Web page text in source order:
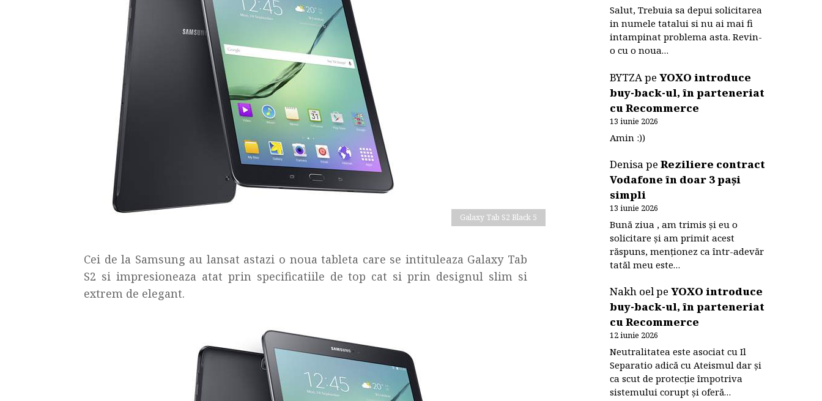
Galaxy Tab S2 Black 5
Cei de la Samsung au lansat astazi o noua tableta care se intituleaza Galaxy Tab
S2 si impresioneaza atat prin specificatiile de top cat si prin designul slim si
extrem de elegant.
Salut, Trebuia sa depui solicitarea
in numele tatalui si nu ai mai fi
intampinat problema asta. Revin-
o cu o noua…
BYTZApeYOXO introduce
buy-back-ul, în parteneriat
cu Recommerce
13 iunie 2026
Amin :))
DenisapeReziliere contract
Vodafone în doar 3 pași
simpli
13 iunie 2026
Bună ziua , am trimis și eu o
solicitare și am primit acest
răspuns, menționez ca într-adevăr
tatăl meu este…
Nakh oelpeYOXO introduce
buy-back-ul, în parteneriat
cu Recommerce
12 iunie 2026
Neutralitatea este asociat cu Il
Separatio adică cu Ateismul dar și
ca scut de protecție împotriva
sistemului corupt și oferă…